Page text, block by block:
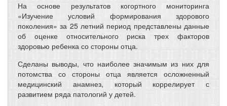
На основе результатов когортного мониторинга
«Изучение условий формирования здорового
поколения» за 25 летний период представлены данные
об оценке относительного риска трех факторов
здоровью ребенка со стороны отца.
Сделаны выводы, что наиболее значимым из них для
потомства со стороны отца является осложненный
медицинский анамнез, который коррелирует с
развитием ряда патологий у детей.